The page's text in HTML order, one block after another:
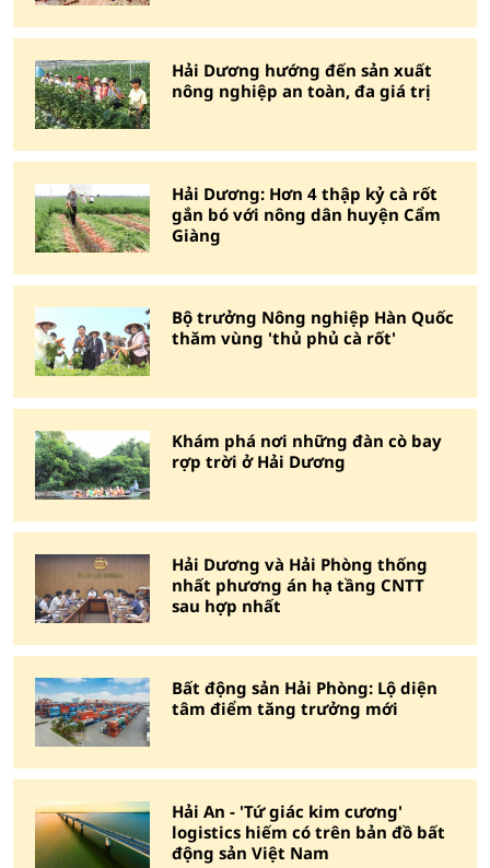
Hải Dương hướng đến sản xuất
nông nghiệp an toàn, đa giá trị
Hải Dương: Hơn 4 thập kỷ cà rốt
gắn bó với nông dân huyện Cẩm
Giàng
Bộ trưởng Nông nghiệp Hàn Quốc
thăm vùng 'thủ phủ cà rốt'
Khám phá nơi những đàn cò bay
rợp trời ở Hải Dương
Hải Dương và Hải Phòng thống
nhất phương án hạ tầng CNTT
sau hợp nhất
Bất động sản Hải Phòng: Lộ diện
tâm điểm tăng trưởng mới
Hải An - 'Tứ giác kim cương'
logistics hiếm có trên bản đồ bất
động sản Việt Nam